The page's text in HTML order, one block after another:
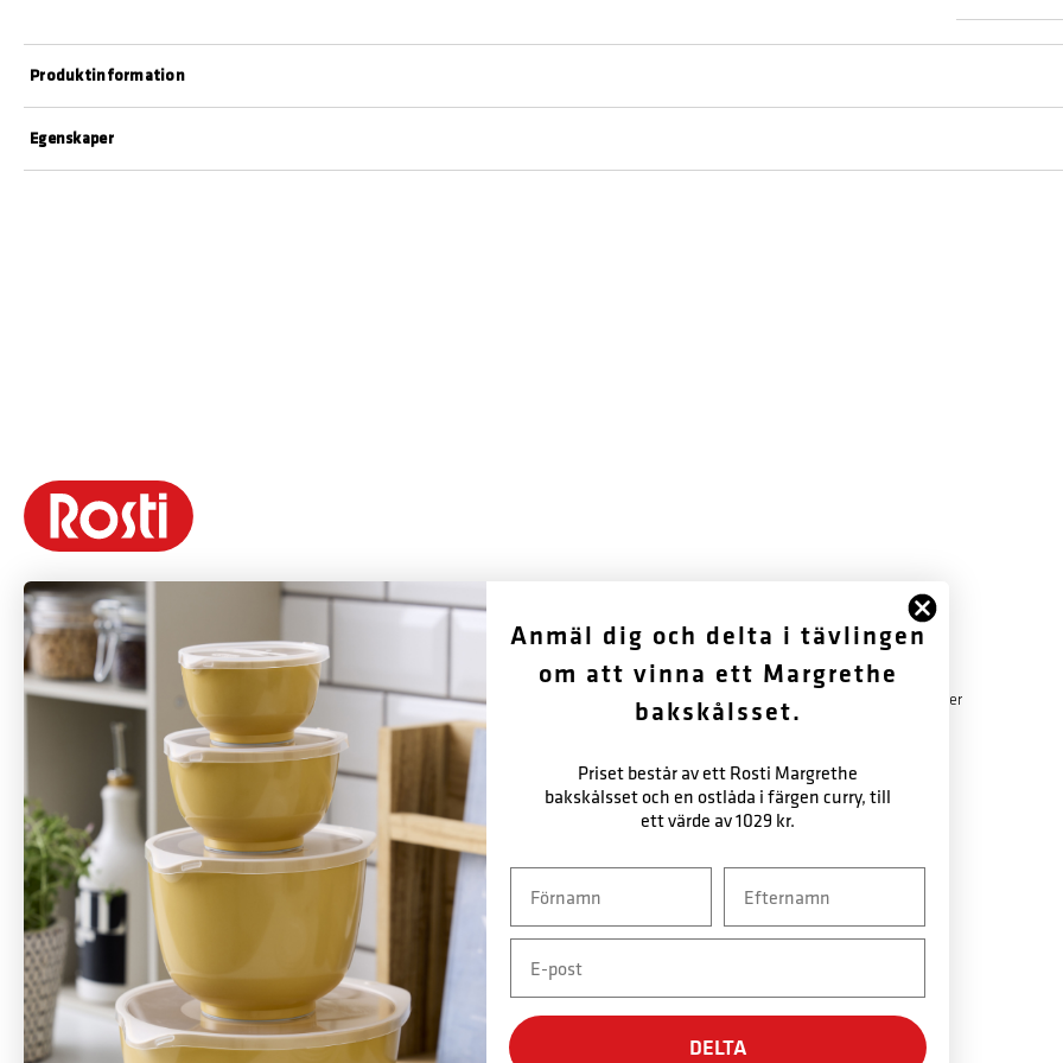
Egenskaper
Produktinformation
Rosti är ett danskt varumärke grundat 1944 av Rolf Fahrenholtz och Stig
Jørgensen. Varumärkets mest kända produkt är Margrethe-skålen, som 1954
med tillstånd från det danska hovet fick sitt namn efter drottning Margrethe
Rosti tillverkar hållbara produkter med fokus på funktion, kvalitet, färger och
god design. Många av Rostis produkter som lanserades på 1950- och 1960-
talen är fortfarande i produktion och säljs över hela världen – främst i Europa,
men även USA och Kanada är viktiga marknader. Rostis ambition är att vara
ett globalt designvarumärke med Margrethe-skålen som flaggskepp.
Varumärket kommer också att fortsätta utveckla nya koncept och produkter
baserade på samma designfilosofi som tidigare.
FÖLJ OSS
Facebook
OM OSS
Historik
Garantibestämmelser
SÄKER BETALNING
Anmäl dig och delta i tävlingen
om att vinna ett Margrethe
bakskålsset.
Priset består av ett Rosti Margrethe
bakskålsset och en ostlåda i färgen curry, till
ett värde av 1029 kr.
DELTA